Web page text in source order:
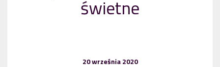
świetne
20 września 2020